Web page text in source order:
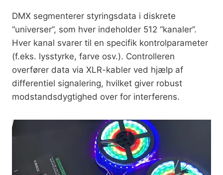
DMX segmenterer styringsdata i diskrete
“universer”, som hver indeholder 512 “kanaler”.
Hver kanal svarer til en specifik kontrolparameter
(f.eks. lysstyrke, farve osv.). Controlleren
overfører data via XLR-kabler ved hjælp af
differentiel signalering, hvilket giver robust
modstandsdygtighed over for interferens.